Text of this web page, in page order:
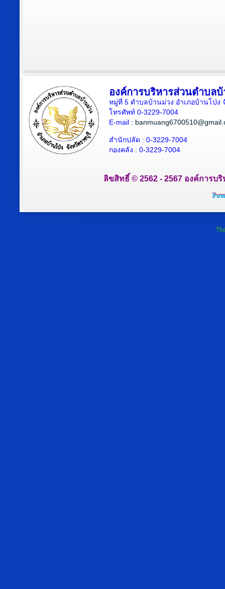
องค์การบริหารส่วนตำบล
หมู่ที่ 5 ตำบลบ้านม่วง อำเภอบ้านโป่ง
โทรศัพท์ 0-3229-7004
E-mail :
สำนักปลัด : 0-3229-7004
กองคลัง : 0-3229-7004
ลิขสิทธิ์ © 2562 - 2567 องค์การบ